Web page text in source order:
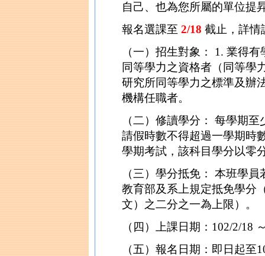
自己、也為您所屬的單位提
報名選課至 2/18 截止，詳情
（一）招生對象： 1. 業得
同等學力之資格者（同等學
研究所同等學力之標準及辦
機構任職者。
（二）修讀學分： 每學期
請假時數不得超過一學期時
學期考試，該科目學分以零
（三）學分抵免： 本班學
教育部及系上規定抵免學分
文）之二分之一為上限）。
（四）上課日期：102/2/18
（五）報名日期：即日起至